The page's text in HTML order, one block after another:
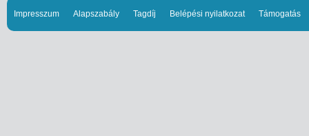
Impresszum Alapszabály Tagdíj Belépési nyilatkozat Támogatás